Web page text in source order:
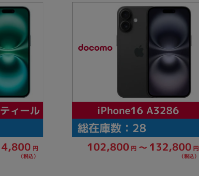
ィール
円
（税込）
iPhone16 A3286
総在庫数：28
102,800 円 ～ 132,800 円
（税込）